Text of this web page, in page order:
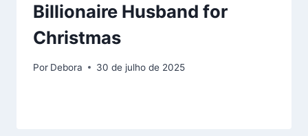
Billionaire Husband for
Christmas
Por Debora 30 de julho de 2025